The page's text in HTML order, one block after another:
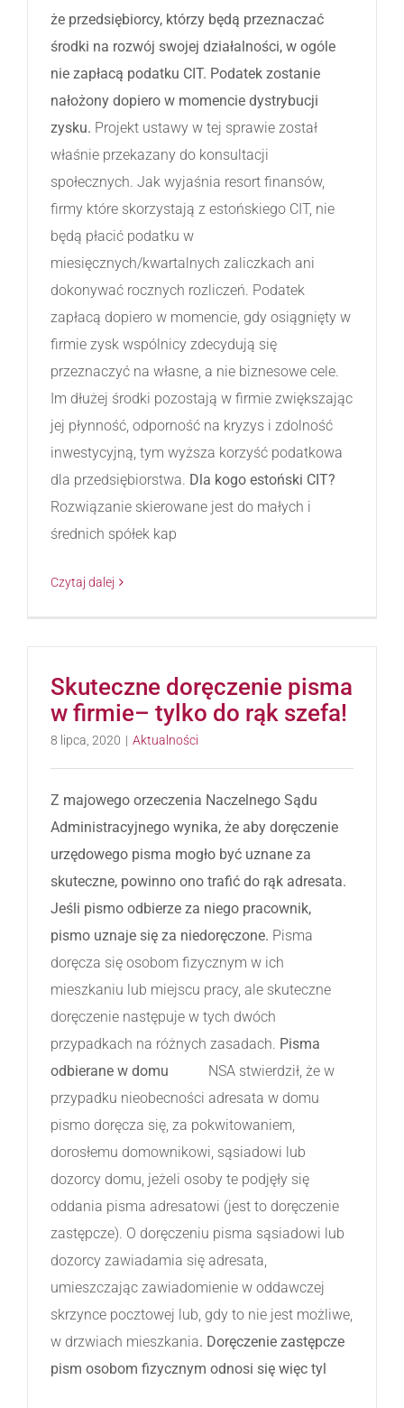
że przedsiębiorcy, którzy będą przeznaczać
środki na rozwój swojej działalności, w ogóle
nie zapłacą podatku CIT. Podatek zostanie
nałożony dopiero w momencie dystrybucji
zysku. Projekt ustawy w tej sprawie został
właśnie przekazany do konsultacji
społecznych. Jak wyjaśnia resort finansów,
firmy które skorzystają z estońskiego CIT, nie
będą płacić podatku w
miesięcznych/kwartalnych zaliczkach ani
dokonywać rocznych rozliczeń. Podatek
zapłacą dopiero w momencie, gdy osiągnięty w
firmie zysk wspólnicy zdecydują się
przeznaczyć na własne, a nie biznesowe cele.
Im dłużej środki pozostają w firmie zwiększając
jej płynność, odporność na kryzys i zdolność
inwestycyjną, tym wyższa korzyść podatkowa
dla przedsiębiorstwa. Dla kogo estoński CIT?
Rozwiązanie skierowane jest do małych i
średnich spółek kap
Czytaj dalej
Skuteczne doręczenie pisma
w firmie– tylko do rąk szefa!
8 lipca, 2020 | Aktualności
Z majowego orzeczenia Naczelnego Sądu
Administracyjnego wynika, że aby doręczenie
urzędowego pisma mogło być uznane za
skuteczne, powinno ono trafić do rąk adresata.
Jeśli pismo odbierze za niego pracownik,
pismo uznaje się za niedoręczone. Pisma
doręcza się osobom fizycznym w ich
mieszkaniu lub miejscu pracy, ale skuteczne
doręczenie następuje w tych dwóch
przypadkach na różnych zasadach. Pisma
odbierane w domu NSA stwierdził, że w
przypadku nieobecności adresata w domu
pismo doręcza się, za pokwitowaniem,
dorosłemu domownikowi, sąsiadowi lub
dozorcy domu, jeżeli osoby te podjęły się
oddania pisma adresatowi (jest to doręczenie
zastępcze). O doręczeniu pisma sąsiadowi lub
dozorcy zawiadamia się adresata,
umieszczając zawiadomienie w oddawczej
skrzynce pocztowej lub, gdy to nie jest możliwe,
w drzwiach mieszkania. Doręczenie zastępcze
pism osobom fizycznym odnosi się więc tyl